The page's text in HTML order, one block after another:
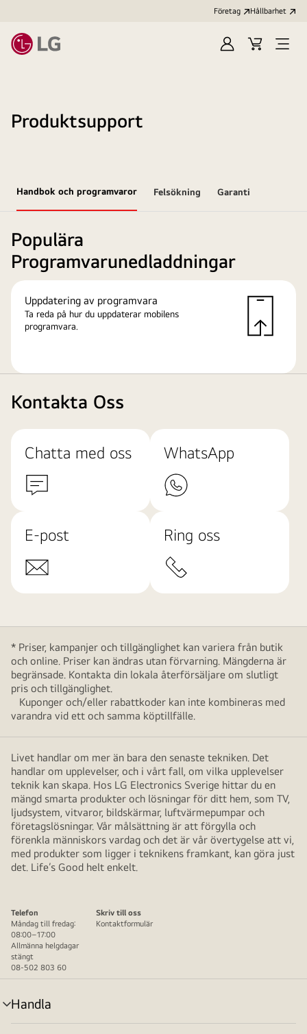
Företag Hållbarhet
LoggaKundvagn
Produktsupport
Handbok och programvaror Felsökning Garanti
Populära
Programvarunedladdningar
Uppdatering av programvara
Ta reda på hur du uppdaterar mobilens
programvara.
Kontakta Oss
Chatta med oss WhatsApp
E-post Ring oss
* Priser, kampanjer och tillgänglighet kan variera från butik
och online. Priser kan ändras utan förvarning. Mängderna är
begränsade. Kontakta din lokala återförsäljare om slutligt
pris och tillgänglighet.
Kuponger och/eller rabattkoder kan inte kombineras med
varandra vid ett och samma köptillfälle.
Livet handlar om mer än bara den senaste tekniken. Det
handlar om upplevelser, och i vårt fall, om vilka upplevelser
teknik kan skapa. Hos LG Electronics Sverige hittar du en
mängd smarta produkter och lösningar för ditt hem, som TV,
ljudsystem, vitvaror, bildskärmar, luftvärmepumpar och
företagslösningar. Vår målsättning är att förgylla och
förenkla människors vardag och det är vår övertygelse att vi,
med produkter som ligger i teknikens framkant, kan göra just
det. Life’s Good helt enkelt.
Telefon
Måndag till fredag:
08:00–17:00
Allmänna helgdagar
stängt
08-502 803 60
Skriv till oss
Kontaktformulär
Handla
menyväxling